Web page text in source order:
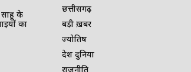
साहू के
का
छत्तीसगढ़
बड़ी ख़बर
ज्योतिष
देश दुनिया
राजनीति